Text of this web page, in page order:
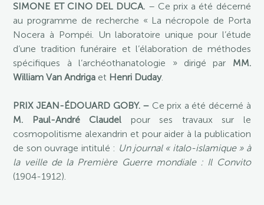
SIMONE ET CINO DEL DUCA. – Ce prix a été décerné
au programme de recherche « La nécropole de Porta
Nocera à Pompéi. Un laboratoire unique pour l’étude
d’une tradition funéraire et l’élaboration de méthodes
spécifiques à l’archéothanatologie » dirigé par MM.
William Van Andriga et Henri Duday.
PRIX JEAN-ÉDOUARD GOBY. – Ce prix a été décerné à
M. Paul-André Claudel pour ses travaux sur le
cosmopolitisme alexandrin et pour aider à la publication
de son ouvrage intitulé : Un journal « italo-islamique » à
la veille de la Première Guerre mondiale : Il Convito
(1904-1912).